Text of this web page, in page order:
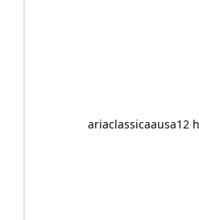
ariaclassicaausa12